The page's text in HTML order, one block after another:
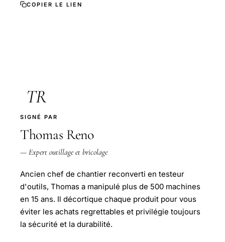
COPIER LE LIEN
TR
SIGNÉ PAR
Thomas Reno
— Expert outillage et bricolage
Ancien chef de chantier reconverti en testeur
d'outils, Thomas a manipulé plus de 500 machines
en 15 ans. Il décortique chaque produit pour vous
éviter les achats regrettables et privilégie toujours
la sécurité et la durabilité.